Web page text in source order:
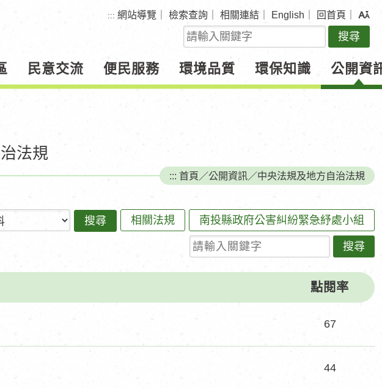
::: 網站導覽 檢索查詢 相關連結 English 回首頁
關
鍵
字
查
詢
民意交流 便民服務 環境品質 環保知識 公開資
法規
::: 首頁 ／公開資訊／中央法規及地方自治法規
相關法規
南投縣政府公害糾紛緊急紓處小組
請輸入關鍵字
點閱率
67
44